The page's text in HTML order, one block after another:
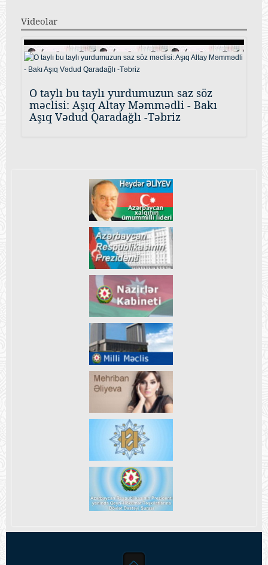
Videolar
O taylı bu taylı yurdumuzun saz söz
məclisi: Aşıq Altay Məmmədli - Bakı
Aşıq Vədud Qaradağlı -Təbriz